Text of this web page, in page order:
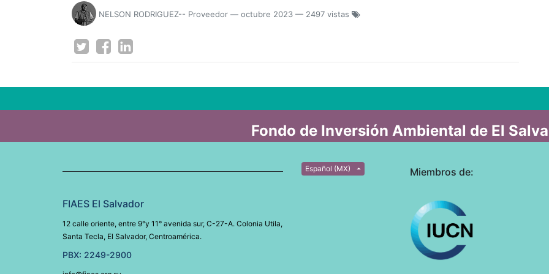
NELSON RODRIGUEZ-- Proveedor — octubre 2023 — 2497 vistas
Fondo de Inversión Ambiental de El
FIAES El Salvador
12 calle oriente, entre 9°y 11° avenida sur, C-27-A. Colonia Utila,
Santa Tecla, El Salvador, Centroamérica.
PBX: 2249-2900
Español (MX) Miembros de: